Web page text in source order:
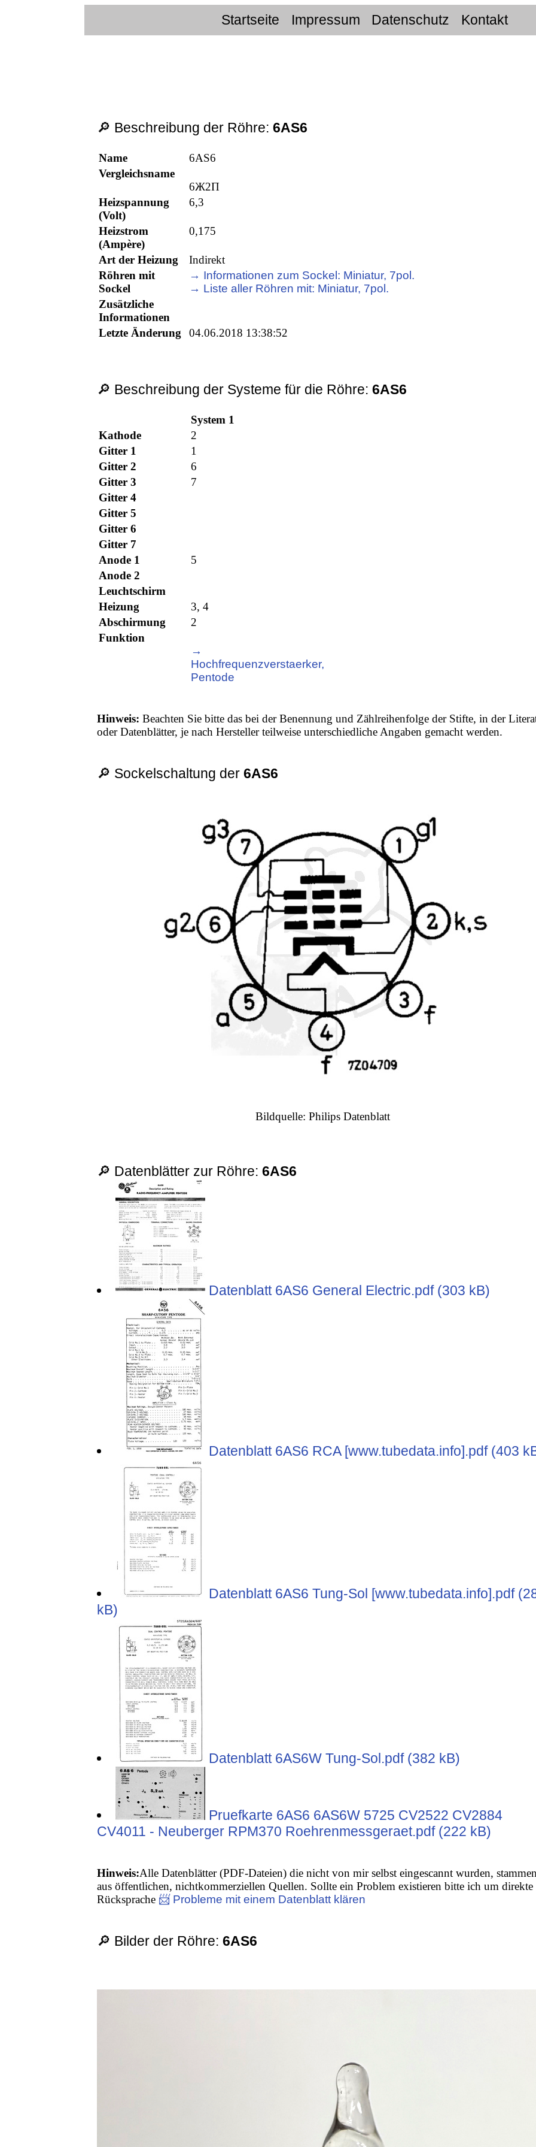
Startseite Impressum Datenschutz Kontakt
🔎 Beschreibung der Röhre:6AS6
Name
6AS6
Vergleichsname
6Ж2П
Heizspannung
(Volt)
6,3
Heizstrom
(Ampère)
0,175
Art der Heizung
Indirekt
Röhren mit
Sockel
→ Informationen zum Sockel: Miniatur, 7pol.
→ Liste aller Röhren mit: Miniatur, 7pol.
Zusätzliche
Informationen
Letzte Änderung
04.06.2018 13:38:52
🔎 Beschreibung der Systeme für die Röhre:6AS6
System 1
Kathode
2
Gitter 1
1
Gitter 2
6
Gitter 3
7
Gitter 4
Gitter 5
Gitter 6
Gitter 7
Anode 1
5
Anode 2
Leuchtschirm
Heizung
3, 4
Abschirmung
2
Funktion
→
Hochfrequenzverstaerker,
Pentode
Hinweis: Beachten Sie bitte das bei der Benennung und Zählreihenfolge der Stifte, in der
oder Datenblätter, je nach Hersteller teilweise unterschiedliche Angaben gemacht werden.
🔎 Sockelschaltung der6AS6
Bildquelle: Philips Datenblatt
🔎 Datenblätter zur Röhre:6AS6
Datenblatt 6AS6 General Electric.pdf (303 kB)
Datenblatt 6AS6 RCA [www.tubedata.info].pdf (403
Datenblatt 6AS6 Tung-Sol [www.tubedata.info].pdf
kB)
Datenblatt 6AS6W Tung-Sol.pdf (382 kB)
Pruefkarte 6AS6 6AS6W 5725 CV2522 CV2884
CV4011 - Neuberger RPM370 Roehrenmessgeraet.pdf (222 kB)
Hinweis:Alle Datenblätter (PDF-Dateien) die nicht von mir selbst eingescannt wurden,
aus öffentlichen, nichtkommerziellen Quellen. Sollte ein Problem existieren bitte ich um direkte
Rücksprache 📨 Probleme mit einem Datenblatt klären
🔎 Bilder der Röhre:6AS6